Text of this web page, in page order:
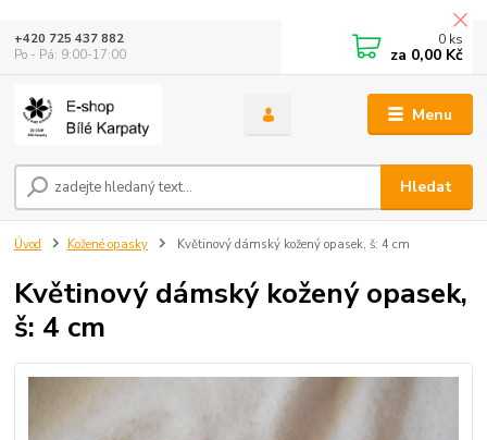
Menu
Hledat
+420 725 437 882
Po - Pá: 9:00-17:00
0 ks
za 0,00 Kč
Úvod Kožené opasky Květinový dámský kožený opasek, š: 4 cm
Květinový dámský kožený opasek,
š: 4 cm